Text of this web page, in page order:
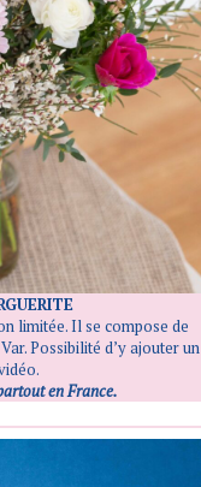
limitée. Il se compose de
Possibilité d’y ajouter un
en France.